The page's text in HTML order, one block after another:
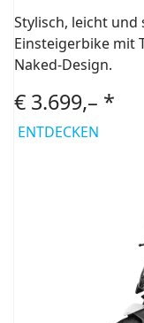
Stylisch, leicht und
Einsteigerbike mit
Naked-Design.
€ 3.699,– *
ENTDECKEN